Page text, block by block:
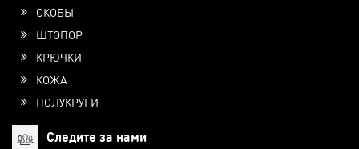
СКОБЫ
ШТОПОР
КРЮЧКИ
КОЖА
ПОЛУКРУГИ
Следите за нами